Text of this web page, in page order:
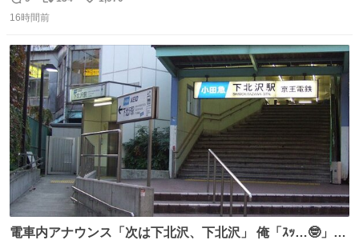
いで、シールで出てくるからペターって貼って間違ったと
もPRでもないよ
返
信
リ
ポ
ト
数
い
数
16時間前
電車内アナウンス「次は下北沢、下北沢」 俺「ｽｯ…🤓」